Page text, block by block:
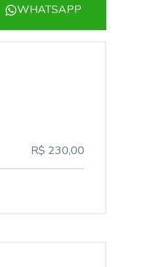
WHATSAPP
R$ 230,00